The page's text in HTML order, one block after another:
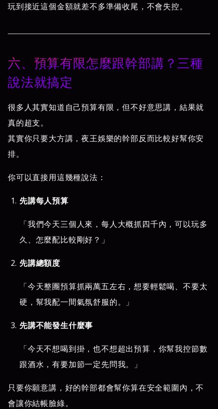
玩到接近這個金額就差不多準備收尾，不會失控。
六、預算有限怎麼跟幹部講？三種
說法就搞定
很多人其實知道自己預算有限，但不好意思講，結果就
真的超支。
其實你只要大方講，夜王娛樂的幹部反而比較好幫你安
排。
你可以直接用這幾種說法：
先講每人預算
「我們今天三個人來，每人大概抓四千內，可以玩多
久、怎麼配比較剛好？」
先講總額度
「今天整團預算抓兩萬五左右，想要輕鬆喝、不要太
硬，幫我配一間氣氛舒服的。」
先講不能發生什麼事
「今天不想喝到掛，也不想超出預算，你幫我控節數
跟酒水，有要加節一定先問我。」
只要你願意講，好的幹部都會幫你算在安全範圍內，不
會讓你結帳臉綠。